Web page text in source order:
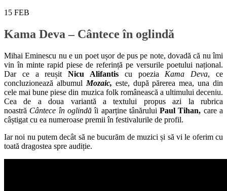
15 FEB
Kama Deva – Cântece în oglindă
Mihai Eminescu nu e un poet ușor de pus pe note, dovadă că nu îmi
vin în minte rapid piese de referință pe versurile poetului național.
Dar ce a reușitNicu Alifantis cu poezia Kama Deva, ce
concluzionează albumul Mozaic, este, după părerea mea, una din
cele mai bune piese din muzica folk românească a ultimului deceniu.
Cea de a doua variantă a textului propus azi la rubrica
noastră Cântece în oglindăîi aparține tânăruluiPaul Tihan, care a
câștigat cu ea numeroase premii în festivalurile de profil.
Iar noi nu putem decât să ne bucurăm de muzici și să vi le oferim cu
toată dragostea spre audiție.